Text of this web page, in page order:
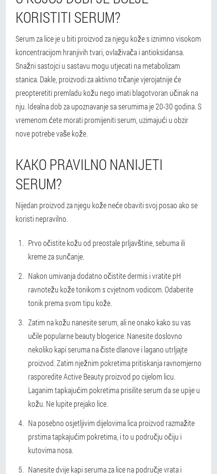
KORISTITI SERUM?
Serum za lice je u biti proizvod za njegu kože s iznimno visokom
koncentracijom hranjivih tvari, ovlaživača i antioksidansa.
Snažni sastojci u sastavu mogu utjecati na metabolizam
stanica. Dakle, proizvodi za aktivno trčanje vjerojatnije će
preopteretiti premladu kožu nego imati blagotvoran učinak na
nju. Idealna dob za upoznavanje sa serumima je 20-30 godina. S
vremenom ćete morati promijeniti serum, uzimajući u obzir
nove potrebe vaše kože.
KAKO PRAVILNO NANIJETI
SERUM?
Nijedan proizvod za njegu kože neće obaviti svoj posao ako se
koristi nepravilno.
Prvo očistite kožu od preostale prljavštine, sebuma ili
kreme za sunčanje.
Nakon umivanja dodatno očistite dermis i vratite pH
ravnotežu kože tonikom s cvjetnom vodicom. Odaberite
tonik prema svom tipu kože.
Zatim na kožu nanesite serum, ali ne onako kako su vas
učile popularne beauty blogerice. Nanesite doslovno
nekoliko kapi seruma na čiste dlanove i lagano utrljajte
proizvod. Zatim nježnim pokretima pritiskanja ravnomjerno
rasporedite Active Beauty proizvod po cijelom licu.
Laganim tapkajućim pokretima prisilite serum da se upije u
kožu. Ne lupite prejako lice.
Na posebno osjetljivim dijelovima lica proizvod razmažite
prstima tapkajućim pokretima, i to u području očiju i
kutovima nosa.
Nanesite dvije kapi seruma za lice na područje vrata i